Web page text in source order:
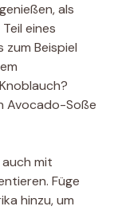
als
eines
zum Beispiel
Avocado-Soße
mit
Füge
hinzu, um